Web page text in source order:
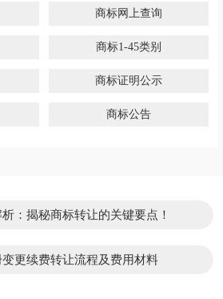
商标网上查询
商标1-45类别
商标证明公示
商标公告
：揭秘商标转让的关键要点！
更续费转让流程及费用材料